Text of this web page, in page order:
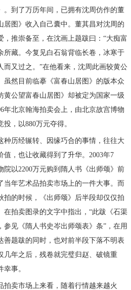
。到了万历年间，已拥有沈周仿作的董
居图》收入自己囊中。董其昌对沈周的
，推崇备至，在沈画上题跋曰：“大痴富
所藏。今复见白石翁背临长卷，冰寒于
而又过之。”在他看来，沈周此画较黄公
虽然目前临摹《富春山居图》的版本众
黄公望富春山居图》却被定为国家一级
年北京翰海拍卖会上，由北京故宫博物
，以880万元夺得。
种历经辗转、因缘巧合的事情，往往大
值，也让收藏得到了升华。2003年7
院以2200万元购到隋人书《出师颂》前
当年艺术品拍卖市场上的一件大事。而
拍的时候，《出师颂》后半段却仅仅拍
在拍卖图录的文字中指出，“此跋《石渠
参见《隋人书史岑出师颂表》条”，在用
善题跋的同时，也对前半段下落不明表
几年之后，残卷就完璧归赵、破镜重
幸事。
拍卖市场上来看，随着行情越来越火